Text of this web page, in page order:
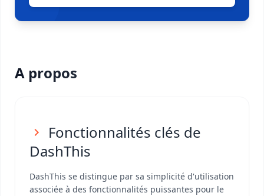
A propos
Fonctionnalités clés de
DashThis
DashThis se distingue par sa simplicité d'utilisation
associée à des fonctionnalités puissantes pour le